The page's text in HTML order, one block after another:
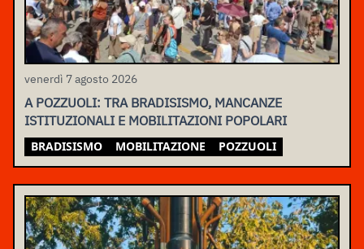
venerdì 7 agosto 2026
A POZZUOLI: TRA BRADISISMO, MANCANZE
ISTITUZIONALI E MOBILITAZIONI POPOLARI
BRADISISMO MOBILITAZIONE POZZUOLI